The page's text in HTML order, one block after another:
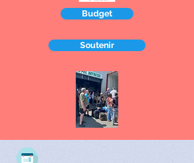
Budget
Soutenir